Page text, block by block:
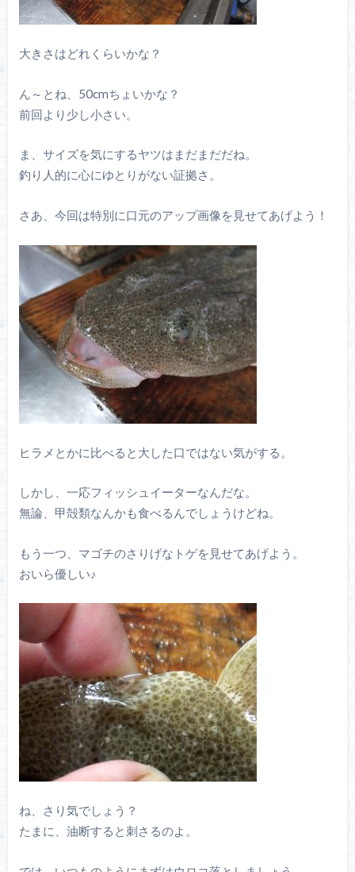
大きさはどれくらいかな？
ん～とね、50cmちょいかな？
前回より少し小さい。
ま、サイズを気にするヤツはまだまだだね。
釣り人的に心にゆとりがない証拠さ。
さあ、今回は特別に口元のアップ画像を見せてあげよう！
ヒラメとかに比べると大した口ではない気がする。
しかし、一応フィッシュイーターなんだな。
無論、甲殻類なんかも食べるんでしょうけどね。
もう一つ、マゴチのさりげなトゲを見せてあげよう。
おいら優しい♪
ね、さり気でしょう？
たまに、油断すると刺さるのよ。